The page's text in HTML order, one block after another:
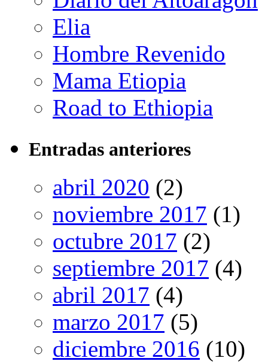
Elia
Hombre Revenido
Mama Etiopia
Road to Ethiopia
Entradas anteriores
abril 2020 (2)
noviembre 2017 (1)
octubre 2017 (2)
septiembre 2017 (4)
abril 2017 (4)
marzo 2017 (5)
diciembre 2016 (10)